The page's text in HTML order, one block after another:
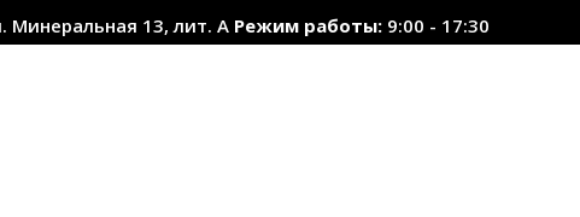
Минеральная 13, лит. А Режим работы: 9:00 - 17:30